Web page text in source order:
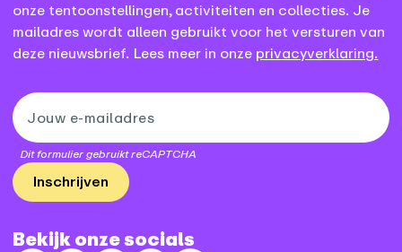
onze tentoonstellingen, activiteiten en collecties. Je
mailadres wordt alleen gebruikt voor het versturen van
deze nieuwsbrief. Lees meer in onze privacyverklaring.
Dit formulier gebruikt reCAPTCHA
Inschrijven
Bekijk onze socials